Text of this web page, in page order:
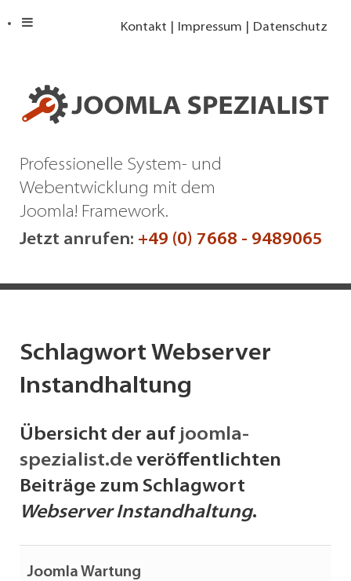
Kontakt Impressum Datenschutz
Professionelle System- und
Webentwicklung mit dem
Joomla! Framework.
Jetzt anrufen: +49 (0) 7668 - 9489065
Schlagwort Webserver
Instandhaltung
Übersicht der auf joomla-
spezialist.de veröffentlichten
Beiträge zum Schlagwort
Webserver Instandhaltung.
Joomla Wartung